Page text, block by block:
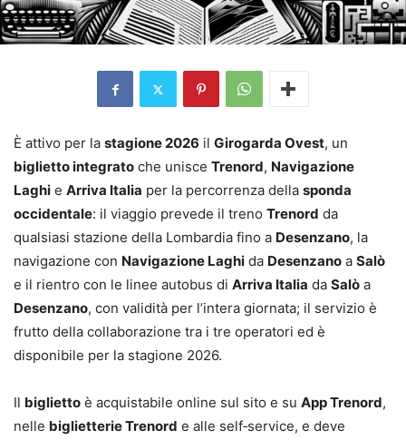
È attivo per la stagione 2026 il Girogarda Ovest, un
biglietto integrato che unisce Trenord, Navigazione
Laghi e Arriva Italia per la percorrenza della sponda
occidentale: il viaggio prevede il treno Trenord da
qualsiasi stazione della Lombardia fino a Desenzano, la
navigazione con Navigazione Laghi da Desenzano a Salò
e il rientro con le linee autobus di Arriva Italia da Salò a
Desenzano, con validità per l’intera giornata; il servizio è
frutto della collaborazione tra i tre operatori ed è
disponibile per la stagione 2026.
Il biglietto è acquistabile online sul sito e su App Trenord,
nelle biglietterie Trenord e alle self‑service, e deve